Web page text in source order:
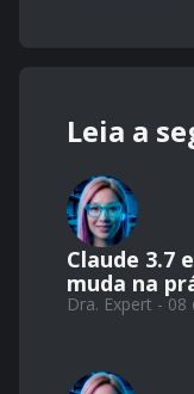
Leia a
Claude 3.7
muda na
Dra. Expert -